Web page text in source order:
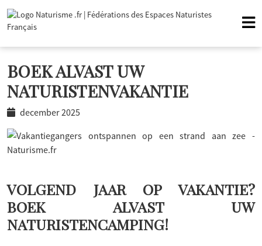
BOEK ALVAST UW
NATURISTENVAKANTIE
december 2025
VOLGEND JAAR OP VAKANTIE?
BOEK ALVAST UW
NATURISTENCAMPING!